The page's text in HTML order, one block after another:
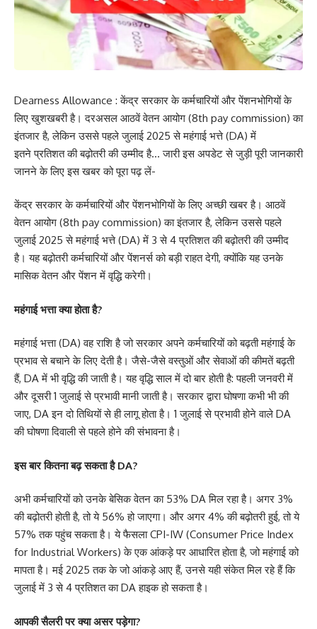
Dearness Allowance : केंद्र सरकार के कर्मचारियों और पेंशनभोगियों के
लिए खुशखबरी है। दरअसल आठवें वेतन आयोग (8th pay commission) का
इंतजार है, लेकिन उससे पहले जुलाई 2025 से महंगाई भत्ते (DA) में
इतने प्रतिशत की बढ़ोतरी की उम्मीद है… जारी इस अपडेट से जुड़ी पूरी जानकारी
जानने के लिए इस खबर को पूरा पढ़ लें-
केंद्र सरकार के कर्मचारियों और पेंशनभोगियों के लिए अच्छी खबर है। आठवें
वेतन आयोग (8th pay commission) का इंतजार है, लेकिन उससे पहले
जुलाई 2025 से महंगाई भत्ते (DA) में 3 से 4 प्रतिशत की बढ़ोतरी की उम्मीद
है। यह बढ़ोतरी कर्मचारियों और पेंशनर्स को बड़ी राहत देगी, क्योंकि यह उनके
मासिक वेतन और पेंशन में वृद्धि करेगी।
महंगाई भत्ता क्या होता है?
महंगाई भत्ता (DA) वह राशि है जो सरकार अपने कर्मचारियों को बढ़ती महंगाई के
प्रभाव से बचाने के लिए देती है। जैसे-जैसे वस्तुओं और सेवाओं की कीमतें बढ़ती
हैं, DA में भी वृद्धि की जाती है। यह वृद्धि साल में दो बार होती है: पहली जनवरी में
और दूसरी 1 जुलाई से प्रभावी मानी जाती है। सरकार द्वारा घोषणा कभी भी की
जाए, DA इन दो तिथियों से ही लागू होता है। 1 जुलाई से प्रभावी होने वाले DA
की घोषणा दिवाली से पहले होने की संभावना है।
इस बार कितना बढ़ सकता है DA?
अभी कर्मचारियों को उनके बेसिक वेतन का 53% DA मिल रहा है। अगर 3%
की बढ़ोतरी होती है, तो ये 56% हो जाएगा। और अगर 4% की बढ़ोतरी हुई, तो ये
57% तक पहुंच सकता है। ये फैसला CPI-IW (Consumer Price Index
for Industrial Workers) के एक आंकड़े पर आधारित होता है, जो महंगाई को
मापता है। मई 2025 तक के जो आंकड़े आए हैं, उनसे यही संकेत मिल रहे हैं कि
जुलाई में 3 से 4 प्रतिशत का DA हाइक हो सकता है।
आपकी सैलरी पर क्या असर पड़ेगा?